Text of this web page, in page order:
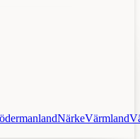
NärkeVärmland